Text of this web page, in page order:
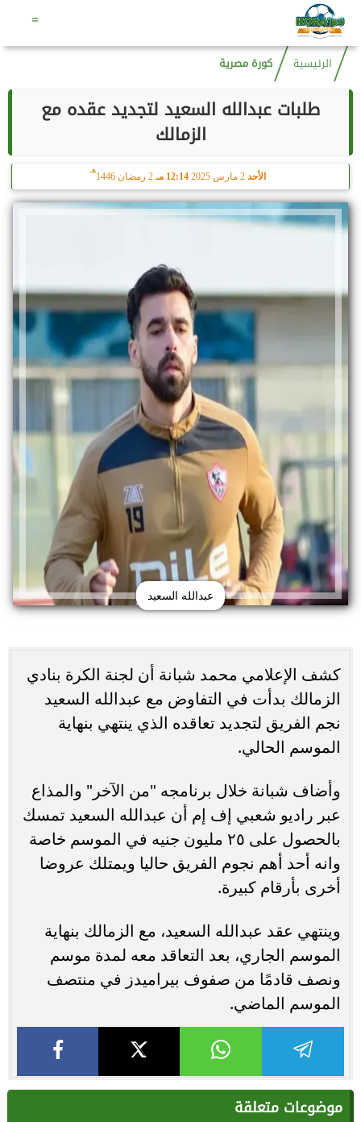
=
الرئيسية كورة مصرية
طلبات عبدالله السعيد لتجديد عقده مع
الزمالك
الأحد 2 مارس 2025 12:14 مـ 2 رمضان 1446
هـ
عبدالله السعيد
كشف الإعلامي محمد شبانة أن لجنة الكرة بنادي
الزمالك بدأت في التفاوض مع عبدالله السعيد
نجم الفريق لتجديد تعاقده الذي ينتهي بنهاية
الموسم الحالي.
وأضاف شبانة خلال برنامجه "من الآخر" والمذاع
عبر راديو شعبي إف إم أن عبدالله السعيد تمسك
بالحصول على ٢٥ مليون جنيه في الموسم خاصة
وانه أحد أهم نجوم الفريق حاليا ويمتلك عروضا
أخرى بأرقام كبيرة.
وينتهي عقد عبدالله السعيد، مع الزمالك بنهاية
الموسم الجاري، بعد التعاقد معه لمدة موسم
ونصف قادمًا من صفوف بيراميدز في منتصف
الموسم الماضي.
موضوعات متعلقة